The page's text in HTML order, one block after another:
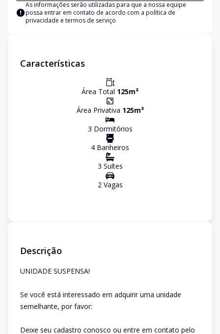
As informações serão utilizadas para que a nossa equipe
possa entrar em contato de acordo com a política de
privacidade e termos de serviço
Características
Área Total 125m²
Área Privativa 125m²
3 Dormitórios
4 Banheiros
3 Suítes
2Vagas
Descrição
UNIDADE SUSPENSA!
Se você está interessado em adquirir uma unidade
semelhante, por favor:
Deixe seu cadastro conosco ou entre em contato pelo